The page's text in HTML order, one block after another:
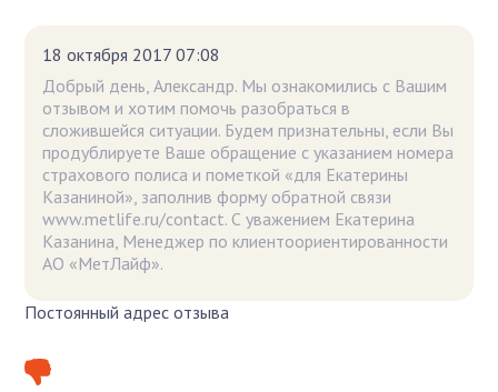
18 октября 2017 07:08
Добрый день, Александр. Мы ознакомились с Вашим
отзывом и хотим помочь разобраться в
сложившейся ситуации. Будем признательны, если Вы
продублируете Ваше обращение с указанием номера
страхового полиса и пометкой «для Екатерины
Казаниной», заполнив форму обратной связи
www.metlife.ru/contact. С уважением Екатерина
Казанина, Менеджер по клиентоориентированности
АО «МетЛайф».
Постоянный адрес отзыва